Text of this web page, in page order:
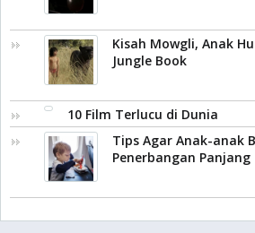
Kisah Mowgli, Anak
Jungle Book
10 Film Terlucu di Dunia
Tips Agar Anak-anak
Penerbangan Panjang